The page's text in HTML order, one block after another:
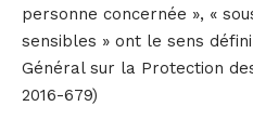
personne concernée », «
sensibles » ont le sens
Général sur la Protection
2016-679)